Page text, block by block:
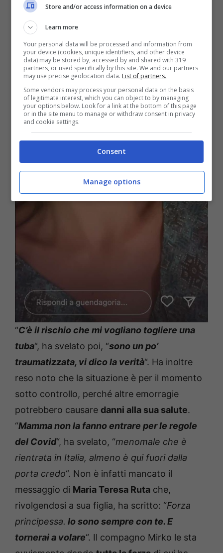
“C’è il rischio che mi vogliano togliere una
tuba“, ha svelato poi, “sono un po’
traumatizzata, vi dico la verità“. Ha inoltre
reso noto che la situazione è per il momento
sotto controllo, perché altre emorragie
potrebbero causare danni alla sua salute.
“Mamma non la fanno entrare per le regole
del Covid“, ha svelato, “menomale che è
rientrata in Italia, almeno è qui fuori dalla
porta credo“. Non è infatti mancato il
messaggio di Maria Teresa Ruta che,
rivolgendosi a sua figlia, ha scritto: “Forza
principessa. Io sono sempre con te. E
tornerai a volare“. Il compagno Mirko le sta
Store and/or access information on a device
Learn more
Your personal data will be processed and information from
your device (cookies, unique identifiers, and other device
data) may be stored by, accessed by and shared with 319
partners, or used specifically by this site. We and our partners
may use precise geolocation data. List of partners.
Some vendors may process your personal data on the basis
of legitimate interest, which you can object to by managing
your options below. Look for a link at the bottom of this page
or in the site menu to manage or withdraw consent in privacy
and cookie settings.
Consent
Manage options